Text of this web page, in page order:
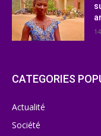
CATEGORIES
Actualité
Société